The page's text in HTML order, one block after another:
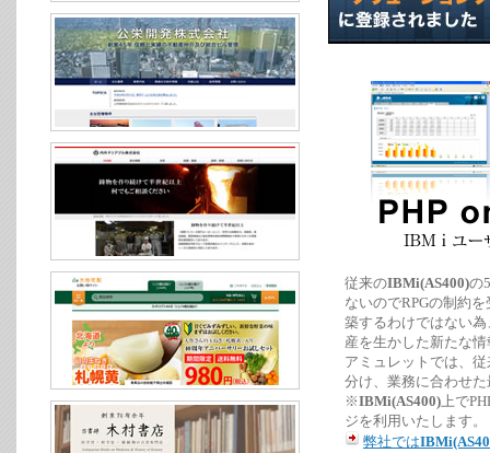
従来のIBMi(AS400)の
ないのでRPGの制約
築するわけではない
産を生かした新たな
アミュレットでは、従
分け、業務に合わせ
※IBMi(AS400)上で
ジを利用いたします。
弊社では